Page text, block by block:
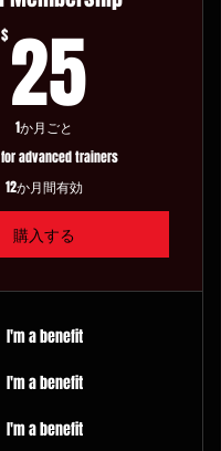
$25
1か月ごと
advanced trainers
12か月間有効
購入する
I'm a benefit
I'm a benefit
I'm a benefit